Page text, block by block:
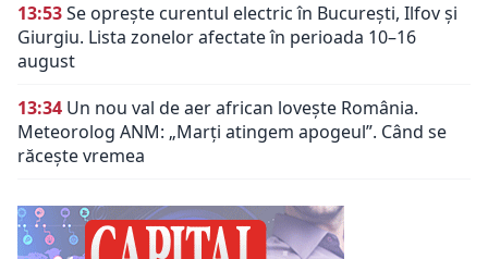
13:53Se oprește curentul electric în București, Ilfov și
Giurgiu. Lista zonelor afectate în perioada 10–16
august
13:34 Un nou val de aer african lovește România.
Meteorolog ANM: „Marți atingem apogeul”. Când se
răcește vremea